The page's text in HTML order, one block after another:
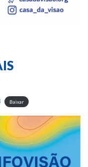
Baixar